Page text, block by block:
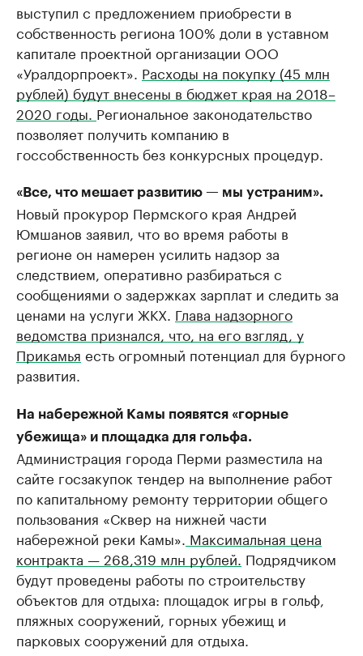
выступил с предложением приобрести в
собственность региона 100% доли в уставном
капитале проектной организации ООО
«Уралдорпроект». Расходы на покупку (45 млн
рублей) будут внесены в бюджет края на 2018–
2020 годы. Региональное законодательство
позволяет получить компанию в
госсобственность без конкурсных процедур.​​
«Все, что мешает развитию — мы устраним».
Новый прокурор Пермского края Андрей
Юмшанов заявил, что во время работы в
регионе он намерен усилить надзор за
следствием, оперативно разбираться с
сообщениями о задержках зарплат и следить за
ценами на услуги ЖКХ. Глава надзорного
ведомства признался, что, на его взгляд, у
Прикамья есть огромный потенциал для бурного
развития.
На набережной Камы появятся «горные
убежища» и площадка для гольфа.
Администрация города Перми разместила на
сайте госзакупок тендер на выполнение работ
по капитальному ремонту территории общего
пользования «Сквер на нижней части
набережной реки Камы». Максимальная цена
контракта — 268,319 млн рублей. Подрядчиком
будут проведены работы по строительству
объектов для отдыха: площадок игры в гольф,
пляжных сооружений, горных убежищ и
парковых сооружений для отдыха.